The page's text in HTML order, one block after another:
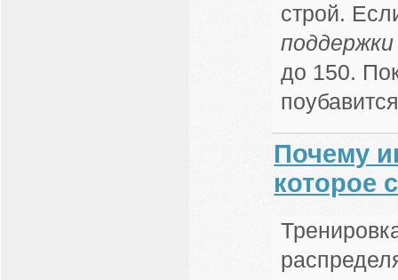
строй.
поддержки
до 150.
Почему
которое